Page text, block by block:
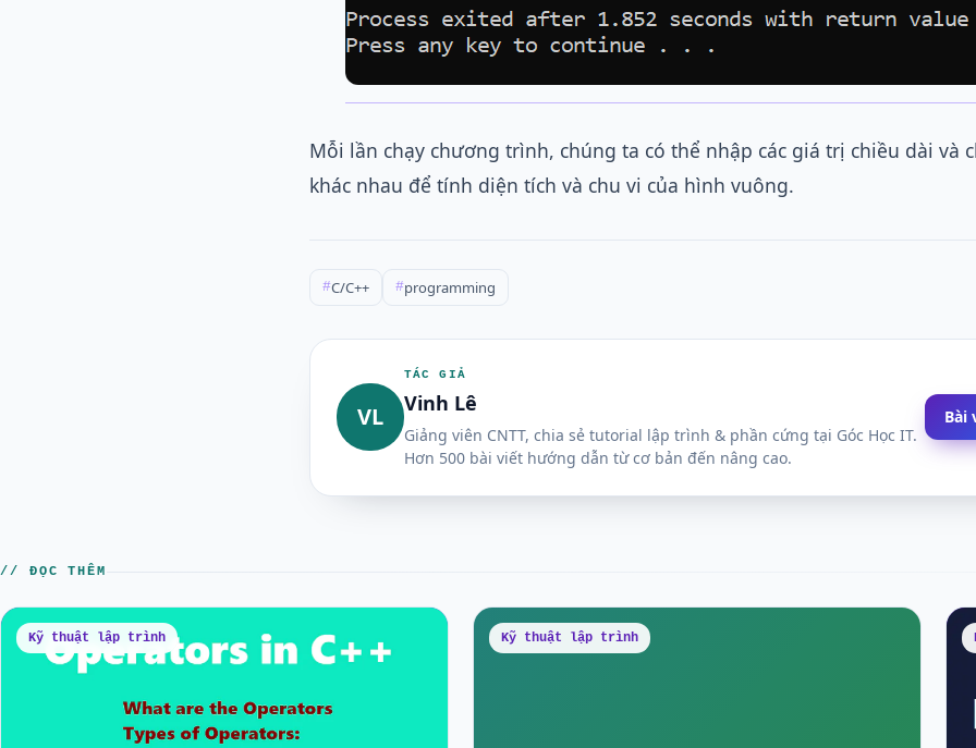
Mỗi lần chạy chương trình, chúng ta có thể nhập các giá trị chiều dài và
khác nhau để tính diện tích và chu vi của hình vuông.
#C/C++ #programming
VL
TÁC GIẢ
Vinh Lê
Giảng viên CNTT, chia sẻ tutorial lập trình & phần cứng tại Góc Học IT.
Hơn 500 bài viết hướng dẫn từ cơ bản đến nâng cao.
Bài
// ĐỌC THÊM
Kỹ thuật lập trình Kỹ thuật lập trình